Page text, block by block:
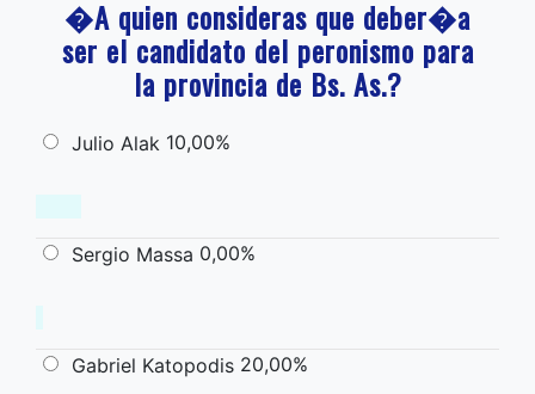
�A quien consideras que deber�a
ser el candidato del peronismo para
la provincia de Bs. As.?
Julio Alak 10,00%
Sergio Massa 0,00%
Gabriel Katopodis 20,00%